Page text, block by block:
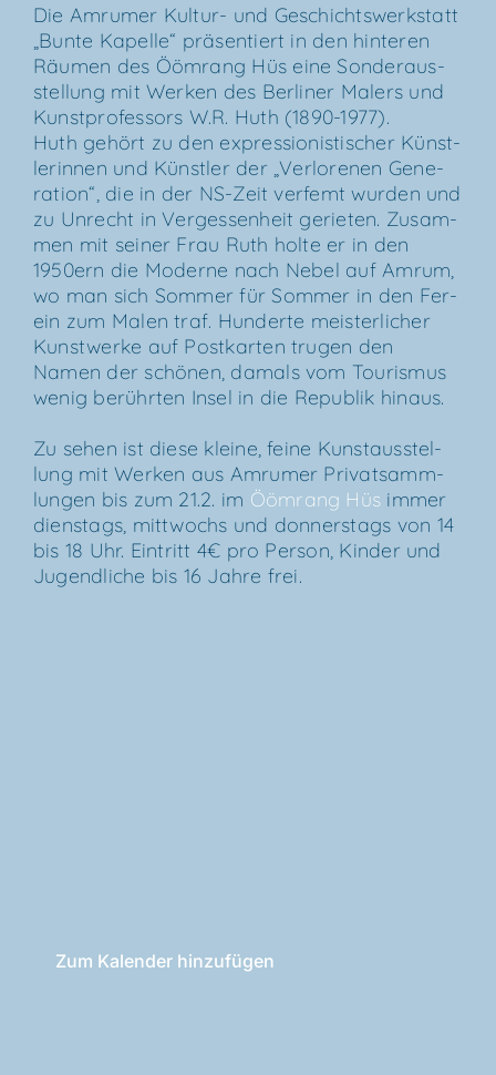
Die Amru­mer Kul­­tur- und Geschichts­werk­statt
„Bun­te Kapel­le“ prä­sen­tiert in den hin­te­ren
Räu­men des Ööm­rang Hüs eine Son­der­aus­
stel­lung mit Wer­ken des Ber­li­ner Malers und
Kunst­pro­fes­sors W.R. Huth (1890-1977).
Huth gehört zu den expres­sio­nis­ti­scher Künst­
le­rin­nen und Künst­ler der „Ver­lo­re­nen Gene­
ra­ti­on“, die in der NS-Zeit ver­femt wur­den und
zu Unrecht in Ver­ges­sen­heit gerie­ten. Zusam­
men mit sei­ner Frau Ruth hol­te er in den
1950ern die Moder­ne nach Nebel auf Amrum,
wo man sich Som­mer für Som­mer in den Fer­
ein zum Malen traf. Hun­der­te meis­ter­li­cher
Kunst­wer­ke auf Post­kar­ten tru­gen den
Namen der schö­nen, damals vom Tou­ris­mus
wenig berühr­ten Insel in die Repu­blik hinaus.
Zu sehen ist die­se klei­ne, fei­ne Kunst­aus­stel­
lung mit Wer­ken aus Amru­mer Pri­vat­samm­
lun­gen bis zum 21.2. im Ööm­rang Hüs immer
diens­tags, mitt­wochs und don­ners­tags von 14
bis 18 Uhr. Ein­tritt 4€ pro Per­son, Kin­der und
Jugend­li­che bis 16 Jah­re frei.
Zum Kalender hinzufügen